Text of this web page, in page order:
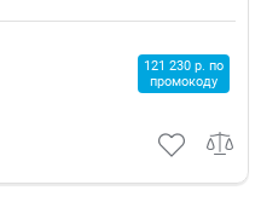
121 230 р. по
промокоду